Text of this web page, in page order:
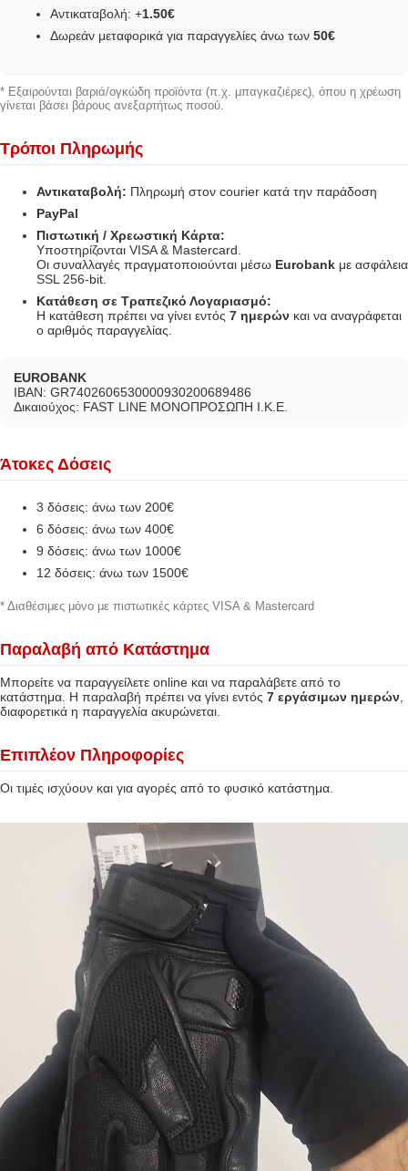
Αντικαταβολή: +1.50€
Δωρεάν μεταφορικά για παραγγελίες άνω των 50€
* Εξαιρούνται βαριά/ογκώδη προϊόντα (π.χ. μπαγκαζιέρες), όπου η χρέωση
γίνεται βάσει βάρους ανεξαρτήτως ποσού.
Τρόποι Πληρωμής
Αντικαταβολή: Πληρωμή στον courier κατά την παράδοση
PayPal
Πιστωτική / Χρεωστική Κάρτα:
Υποστηρίζονται VISA & Mastercard.
Οι συναλλαγές πραγματοποιούνται μέσω Eurobank με ασφάλεια
SSL 256-bit.
Κατάθεση σε Τραπεζικό Λογαριασμό:
Η κατάθεση πρέπει να γίνει εντός 7 ημερών και να αναγράφεται
ο αριθμός παραγγελίας.
EUROBANK
IBAN: GR7402606530000930200689486
Δικαιούχος: FAST LINE ΜΟΝΟΠΡΟΣΩΠΗ Ι.Κ.Ε.
Άτοκες Δόσεις
3 δόσεις: άνω των 200€
6 δόσεις: άνω των 400€
9 δόσεις: άνω των 1000€
12 δόσεις: άνω των 1500€
* Διαθέσιμες μόνο με πιστωτικές κάρτες VISA & Mastercard
Παραλαβή από Κατάστημα
Μπορείτε να παραγγείλετε online και να παραλάβετε από το
κατάστημα. Η παραλαβή πρέπει να γίνει εντός 7 εργάσιμων ημερών
διαφορετικά η παραγγελία ακυρώνεται.
Επιπλέον Πληροφορίες
Οι τιμές ισχύουν και για αγορές από το φυσικό κατάστημα.